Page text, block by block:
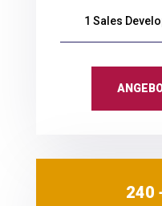
1 Sales
240